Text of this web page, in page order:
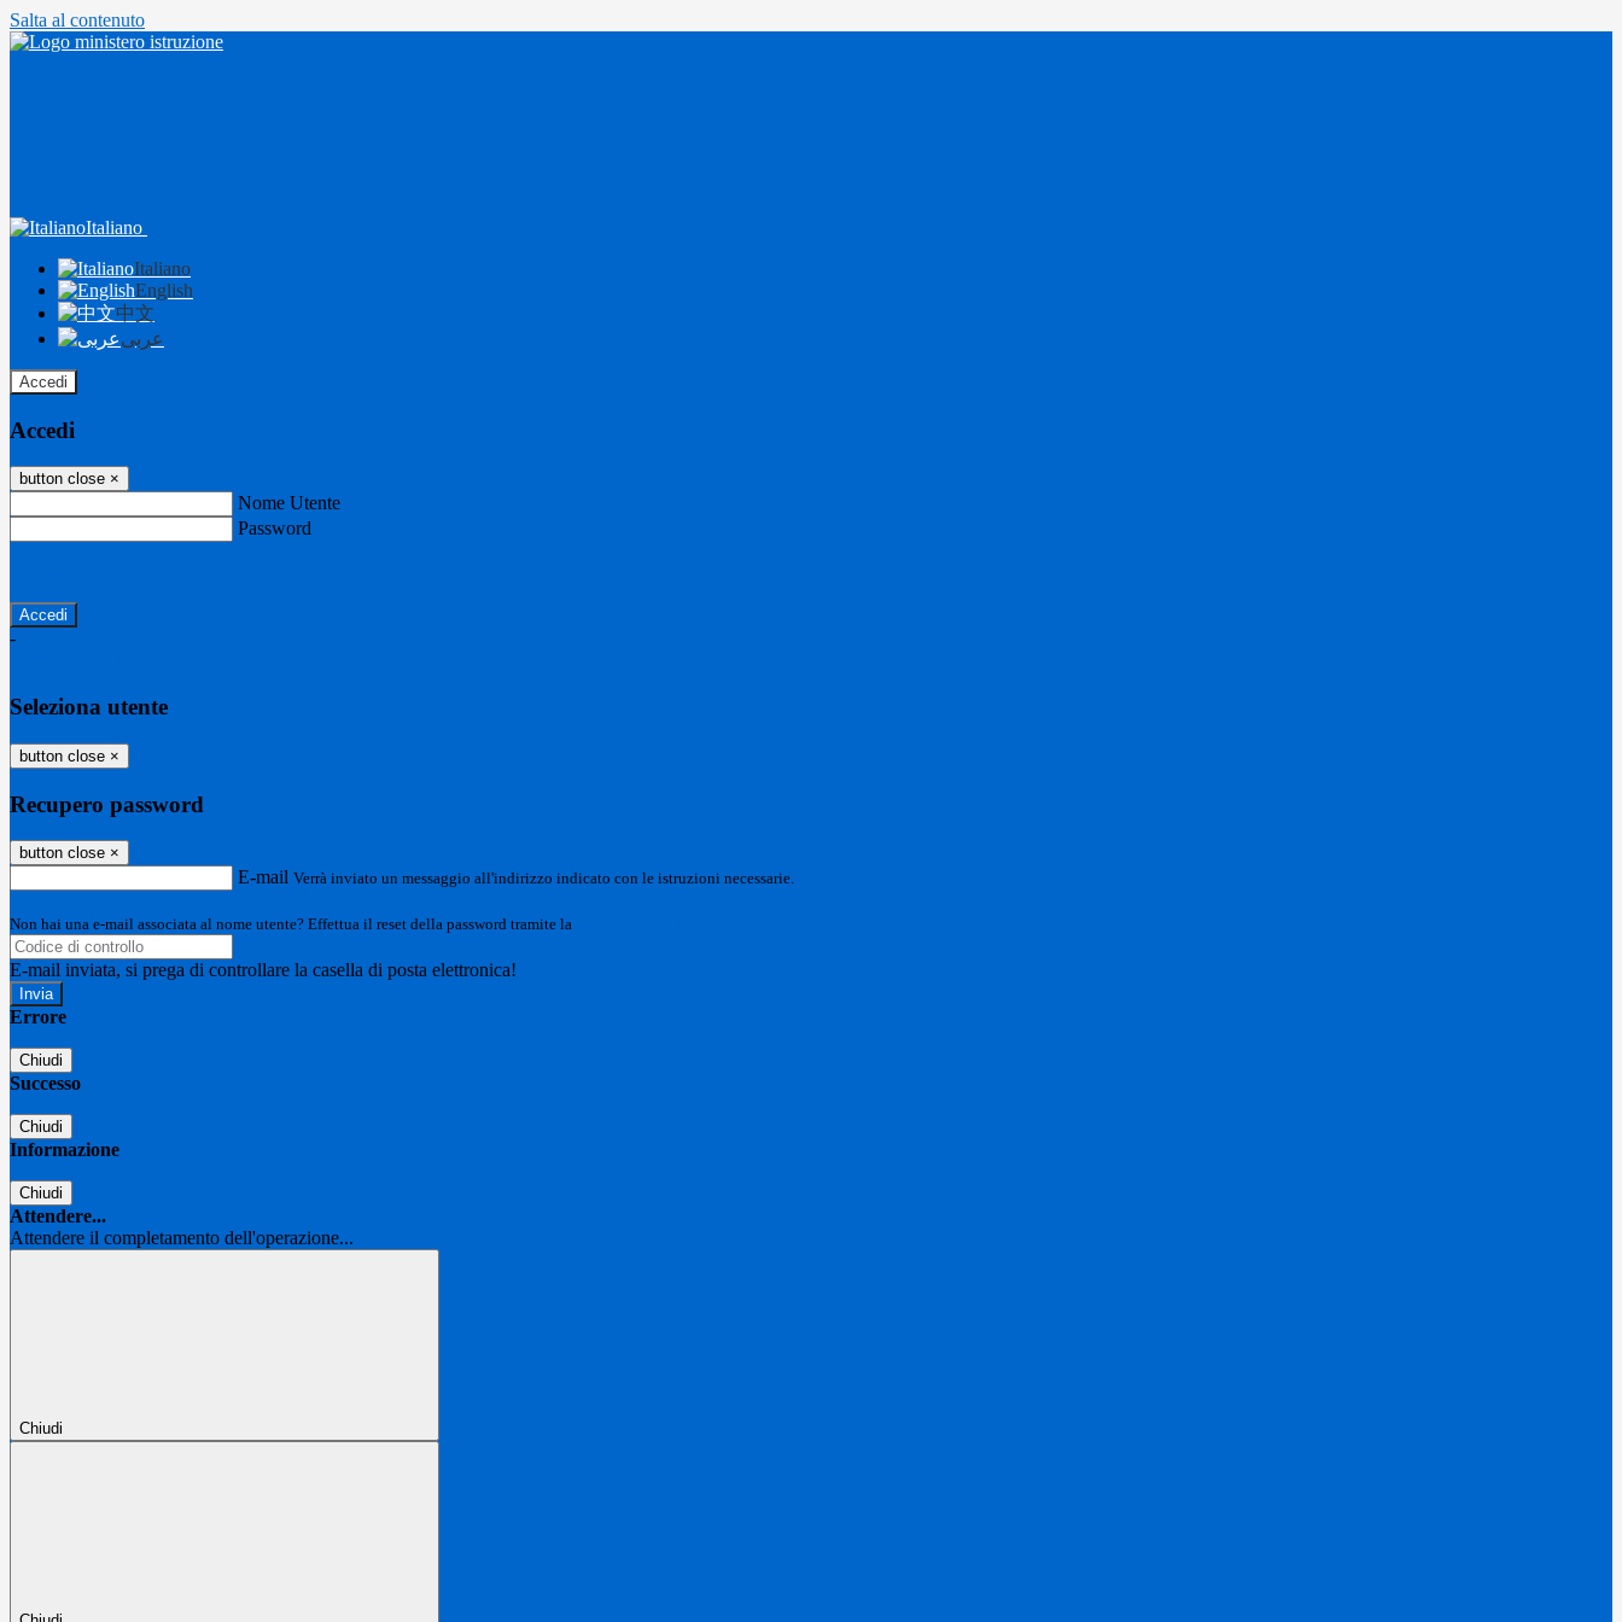
Salta al contenuto
Italiano
Italiano
English
中文
عربى
Accedi
Accedi
button close ×
Nome Utente
Password
-
Seleziona utente
button close ×
Recupero password
button close ×
E-mail Verrà inviato un messaggio all'indirizzo indicato con le istruzioni necessarie.
Non hai una e-mail associata al nome utente? Effettua il reset della password tramite la
E-mail inviata, si prega di controllare la casella di posta elettronica!
Errore
Chiudi
Successo
Chiudi
Informazione
Chiudi
Attendere...
Attendere il completamento dell'operazione...
Chiudi